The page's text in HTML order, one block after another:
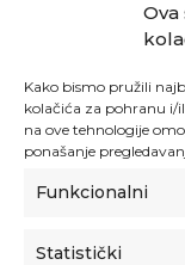
Ova
Kako bismo pružili
kolačića za pohranu
na ove tehnologije
ponašanje
Funkcionalni
Statistički